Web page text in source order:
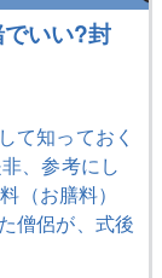
いい?封
て知っておく
、参考にし
（お膳料）
僧侶が、式後